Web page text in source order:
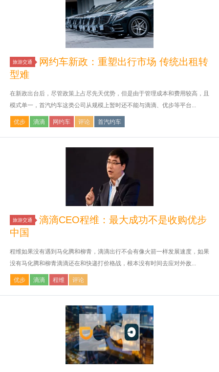
旅游交通
网约车新政：重塑出行市场 传统出租转
型难
在新政出台后，尽管政策上占尽先天优势，但是由于管理成本和费用较高，且
模式单一，首汽约车这类公司从规模上暂时还不能与滴滴、优步等平台...
优步 滴滴 网约车 评论 首汽约车
旅游交通
滴滴CEO程维：最大成功不是收购优步
中国
程维如果没有遇到马化腾和柳青，滴滴出行不会有像火箭一样发展速度，如果
没有马化腾和柳青滴滴还在和快递打价格战，根本没有时间去应对外敌...
优步 滴滴 程维 评论